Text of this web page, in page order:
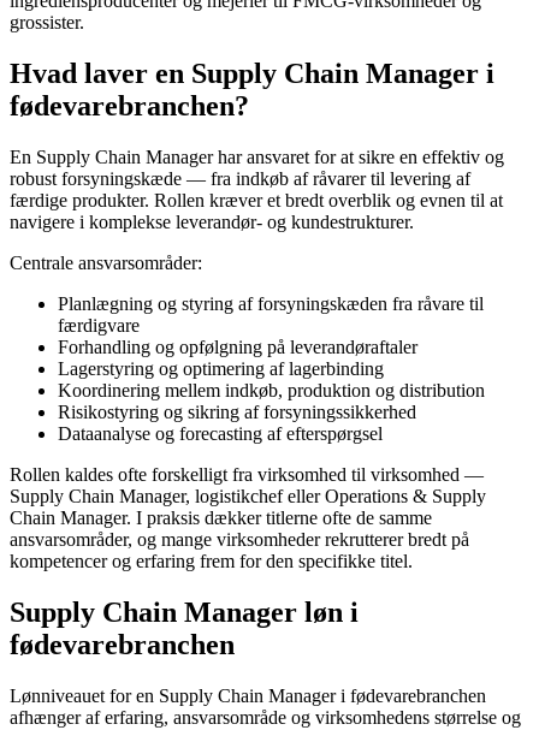
grossister.
Hvad laver en Supply Chain Manager i
fødevarebranchen?
En Supply Chain Manager har ansvaret for at sikre en effektiv og
robust forsyningskæde — fra indkøb af råvarer til levering af
færdige produkter. Rollen kræver et bredt overblik og evnen til at
navigere i komplekse leverandør- og kundestrukturer.
Centrale ansvarsområder:
Planlægning og styring af forsyningskæden fra råvare til
færdigvare
Forhandling og opfølgning på leverandøraftaler
Lagerstyring og optimering af lagerbinding
Koordinering mellem indkøb, produktion og distribution
Risikostyring og sikring af forsyningssikkerhed
Dataanalyse og forecasting af efterspørgsel
Rollen kaldes ofte forskelligt fra virksomhed til virksomhed —
Supply Chain Manager, logistikchef eller Operations & Supply
Chain Manager. I praksis dækker titlerne ofte de samme
ansvarsområder, og mange virksomheder rekrutterer bredt på
kompetencer og erfaring frem for den specifikke titel.
Supply Chain Manager løn i
fødevarebranchen
Lønniveauet for en Supply Chain Manager i fødevarebranchen
afhænger af erfaring, ansvarsområde og virksomhedens størrelse og